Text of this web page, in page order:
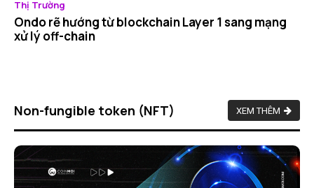
Thị Trường
Ondo rẽ hướng từ blockchain Layer 1 sang mạng
xử lý off-chain
Non-fungible token (NFT) XEM THÊM